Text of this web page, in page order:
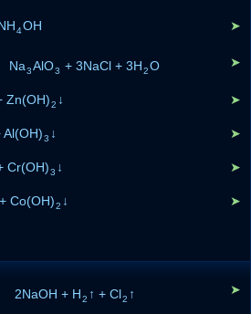
4OH ➤
Na 3 AlO3 + 3NaCl + 3H 2 O ➤
Zn(OH)2 ↓ ➤
Al(OH)3 ↓ ➤
Cr(OH)3 ↓ ➤
Co(OH)2 ↓ ➤
из
2NaOH + H2 ↑ + Cl2 ↑ ➤